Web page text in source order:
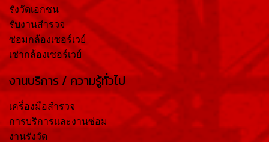
รังวัดเอกชน
รับงานสำรวจ
ซ่อมกล้องเซอร์เวย์
เช่ากล้องเซอร์เวย์
งานบริการ / ความรู้ทั่วไป
เครื่องมือสำรวจ
การบริการและงานซ่อม
งานรังวัด